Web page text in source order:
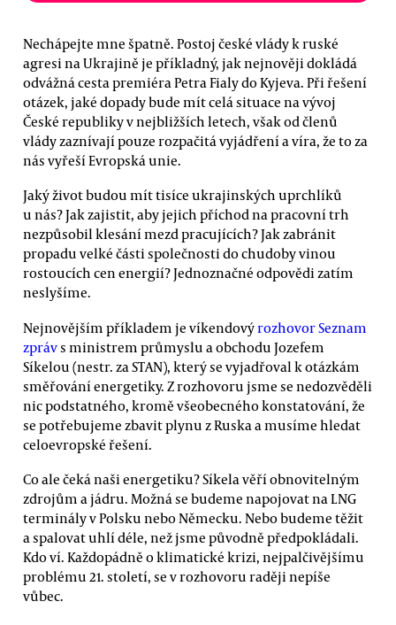
Nechápejte mne špatně. Postoj české vlády k ruské
agresi na Ukrajině je příkladný, jak nejnověji dokládá
odvážná cesta premiéra Petra Fialy do Kyjeva. Při řešení
otázek, jaké dopady bude mít celá situace na vývoj
České republiky v nejbližších letech, však od členů
vlády zaznívají pouze rozpačitá vyjádření a víra, že to za
nás vyřeší Evropská unie.
Jaký život budou mít tisíce ukrajinských uprchlíků
u nás? Jak zajistit, aby jejich příchod na pracovní trh
nezpůsobil klesání mezd pracujících? Jak zabránit
propadu velké části společnosti do chudoby vinou
rostoucích cen energií? Jednoznačné odpovědi zatím
neslyšíme.
Nejnovějším příkladem je víkendovýrozhovor Seznam
zprávs ministrem průmyslu a obchodu Jozefem
Síkelou (nestr. za STAN), který se vyjadřoval k otázkám
směřování energetiky. Z rozhovoru jsme se nedozvěděli
nic podstatného, kromě všeobecného konstatování, že
se potřebujeme zbavit plynu z Ruska a musíme hledat
celoevropské řešení.
Co ale čeká naši energetiku? Síkela věří obnovitelným
zdrojům a jádru. Možná se budeme napojovat na LNG
terminály v Polsku nebo Německu. Nebo budeme těžit
a spalovat uhlí déle, než jsme původně předpokládali.
Kdo ví. Každopádně o klimatické krizi, nejpalčivějšímu
problému 21. století, se v rozhovoru raději nepíše
vůbec.